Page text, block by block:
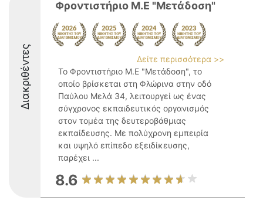
Διακριθέντες
Φροντιστήριο Μ.Ε "Μετάδοση"
Δείτε περισσότερα >>
Το Φροντιστήριο Μ.Ε "Μετάδοση", το
οποίο βρίσκεται στη Φλώρινα στην οδό
Παύλου Μελά 34, λειτουργεί ως ένας
σύγχρονος εκπαιδευτικός οργανισμός
στον τομέα της δευτεροβάθμιας
εκπαίδευσης. Με πολύχρονη εμπειρία
και υψηλό επίπεδο εξειδίκευσης,
παρέχει ...
8.6